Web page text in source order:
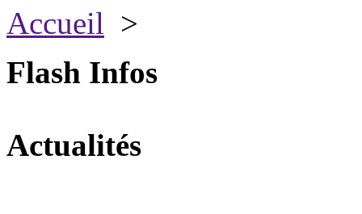
Accueil >
Flash Infos
Actualités